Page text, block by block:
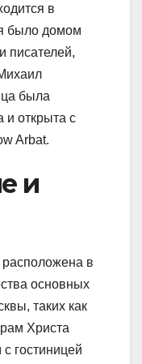
в
было домом
писателей,
была
и открыта с
Arbat.
и
расположена в
основных
таких как
Христа
гостиницей